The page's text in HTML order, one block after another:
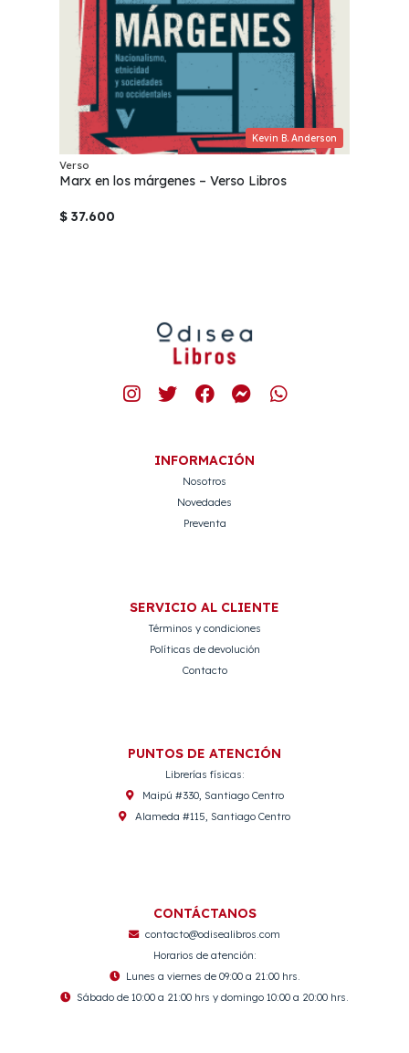
Kevin B. Anderson
Verso
Marx en los márgenes – Verso Libros
$ 37.600
INFORMACIÓN
Nosotros
Novedades
Preventa
SERVICIO AL CLIENTE
Términos y condiciones
Políticas de devolución
Contacto
PUNTOS DE ATENCIÓN
Librerías físicas:
Maipú #330, Santiago Centro
Alameda #115, Santiago Centro
CONTÁCTANOS
contacto@odisealibros.com
Horarios de atención:
Lunes a viernes de 09:00 a 21:00 hrs.
Sábado de 10:00 a 21:00 hrs y domingo 10:00 a 20:00 hrs.